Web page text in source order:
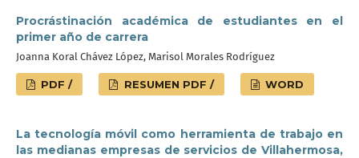
Procrástinación académica de estudiantes en el
primer año de carrera
Joanna Koral Chávez López, Marisol Morales Rodríguez
PDF / RESUMEN PDF / WORD
La tecnología móvil como herramienta de trabajo en
las medianas empresas de servicios de Villahermosa,